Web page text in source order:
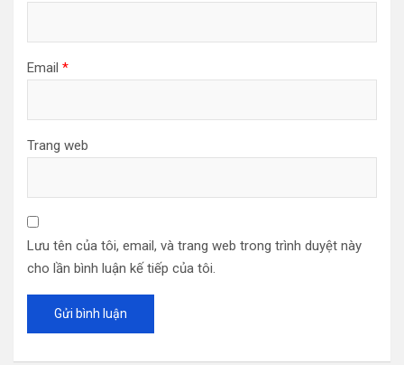
Email *
Trang web
Lưu tên của tôi, email, và trang web trong trình duyệt này
cho lần bình luận kế tiếp của tôi.